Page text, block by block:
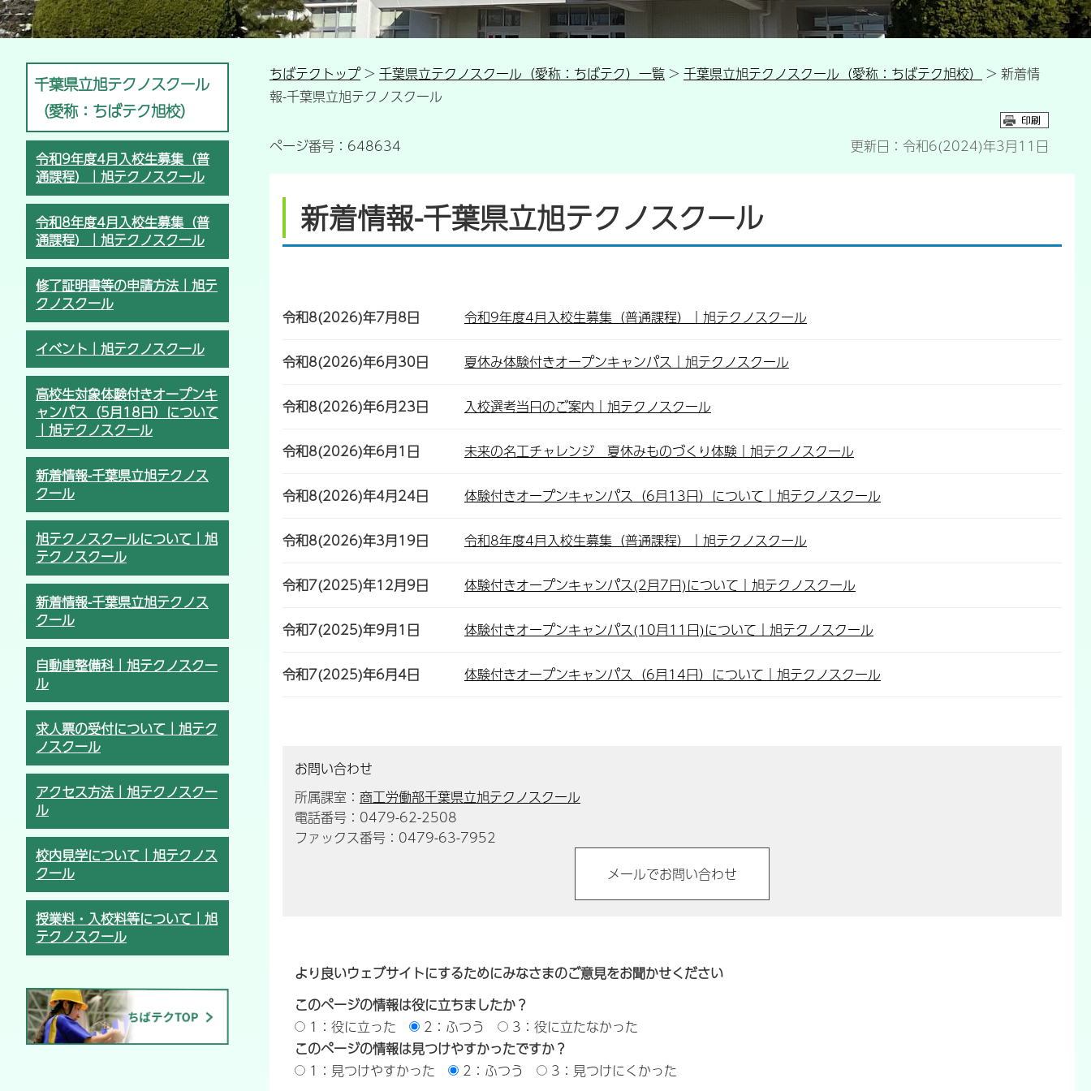
千葉県立旭テクノスクール
（愛称：ちばテク旭校）
令和9年度4月入校生募集（普
通課程）｜旭テクノスクール
令和8年度4月入校生募集（普
通課程）｜旭テクノスクール
修了証明書等の申請方法｜旭テ
クノスクール
イベント｜旭テクノスクール
高校生対象体験付きオープンキ
ャンパス（5月18日）について
｜旭テクノスクール
新着情報-千葉県立旭テクノス
クール
旭テクノスクールについて｜旭
テクノスクール
新着情報-千葉県立旭テクノス
クール
自動車整備科｜旭テクノスクー
ル
求人票の受付について｜旭テク
ノスクール
アクセス方法｜旭テクノスクー
ル
校内見学について｜旭テクノス
クール
授業料・入校料等について｜旭
テクノスクール
ちばテクトップ> 千葉県立テクノスクール（愛称：ちばテク）一覧 > 千葉県立旭テクノスクール（愛称：ちばテク旭校）
> 新着情
報-千葉県立旭テクノスクール
ページ番号：648634 更新日：令和6(2024)年3月11日
新着情報-千葉県立旭テクノスクール
令和8(2026)年7月8日 令和9年度4月入校生募集（普通課程）｜旭テクノスクール
令和8(2026)年6月30日 夏休み体験付きオープンキャンパス｜旭テクノスクール
令和8(2026)年6月23日 入校選考当日のご案内｜旭テクノスクール
令和8(2026)年6月1日 未来の名工チャレンジ 夏休みものづくり体験｜旭テクノスクール
令和8(2026)年4月24日 体験付きオープンキャンパス（6月13日）について｜旭テクノスクール
令和8(2026)年3月19日 令和8年度4月入校生募集（普通課程）｜旭テクノスクール
令和7(2025)年12月9日 体験付きオープンキャンパス(2月7日)について｜旭テクノスクール
令和7(2025)年9月1日 体験付きオープンキャンパス(10月11日)について｜旭テクノスクール
令和7(2025)年6月4日 体験付きオープンキャンパス（6月14日）について｜旭テクノスクール
お問い合わせ
所属課室： 商工労働部千葉県立旭テクノスクール
電話番号：0479-62-2508
ファックス番号：0479-63-7952
より良いウェブサイトにするためにみなさまのご意見をお聞かせください
このページの情報は役に立ちましたか？
1：役に立った
2：ふつう
3：役に立たなかった
このページの情報は見つけやすかったですか？
1：見つけやすかった
2：ふつう 3：見つけにくかった